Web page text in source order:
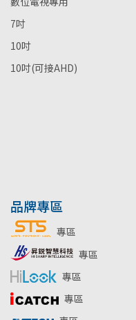
7吋
10吋
10吋(可接AHD)
品牌專區
專區
專區
專區
專區